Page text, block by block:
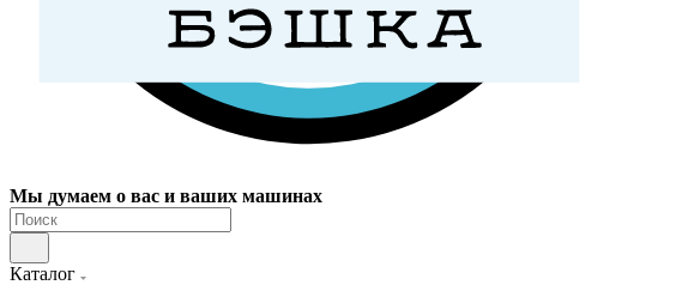
Мы думаем о вас и ваших машинах
Каталог